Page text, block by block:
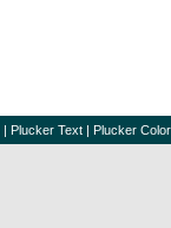
| Plucker Text | Plucker Color